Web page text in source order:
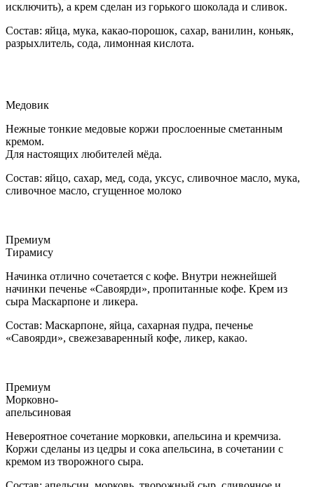
исключить), а крем сделан из горького шоколада и сливок.
Состав: яйца, мука, какао-порошок, сахар, ванилин, коньяк,
разрыхлитель, сода, лимонная кислота.
Медовик
Нежные тонкие медовые коржи прослоенные сметанным
кремом.
Для настоящих любителей мёда.
Состав: яйцо, сахар, мед, сода, уксус, сливочное масло, мука,
сливочное масло, сгущенное молоко
Премиум
Тирамису
Начинка отлично сочетается с кофе. Внутри нежнейшей
начинки печенье «Савоярди», пропитанные кофе. Крем из
сыра Маскарпоне и ликера.
Состав: Маскарпоне, яйца, сахарная пудра, печенье
«Савоярди», свежезаваренный кофе, ликер, какао.
Премиум
Морковно-
апельсиновая
Невероятное сочетание морковки, апельсина и кремчиза.
Коржи сделаны из цедры и сока апельсина, в сочетании с
кремом из творожного сыра.